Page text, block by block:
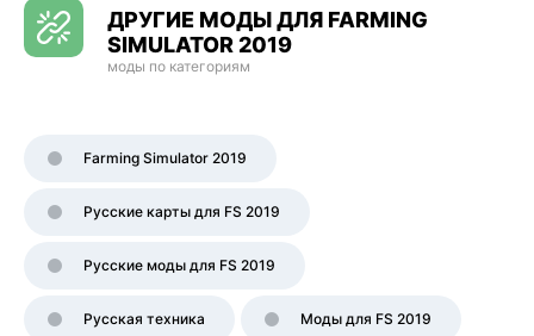
ДРУГИЕ МОДЫ ДЛЯ FARMING
SIMULATOR 2019
моды по категориям
Farming Simulator 2019
Русские карты для FS 2019
Русские моды для FS 2019
Русская техника Моды для FS 2019